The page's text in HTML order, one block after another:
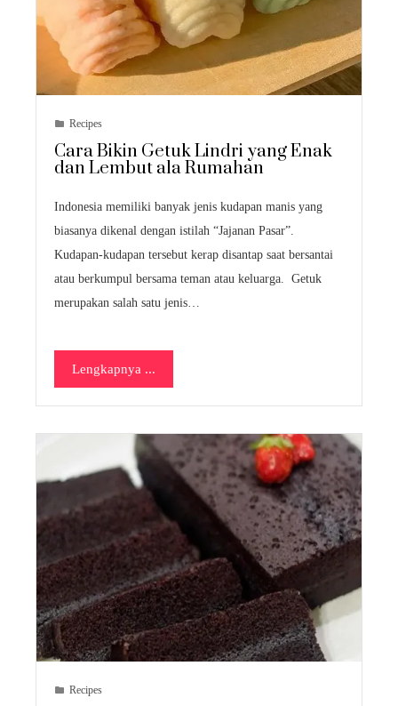
Recipes
Cara Bikin Getuk Lindri yang Enak
dan Lembut ala Rumahan
Indonesia memiliki banyak jenis kudapan manis yang
biasanya dikenal dengan istilah “Jajanan Pasar”.
Kudapan-kudapan tersebut kerap disantap saat bersantai
atau berkumpul bersama teman atau keluarga. Getuk
merupakan salah satu jenis…
Lengkapnya ...
Recipes